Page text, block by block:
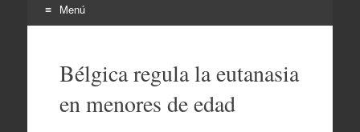
Menú
contenidoBélgica regula la eutanasia
en menores de edad